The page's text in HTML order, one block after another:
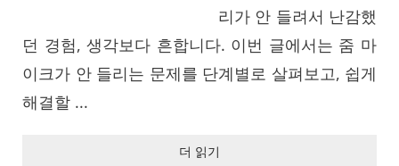
리가 안 들려서 난감했
던 경험, 생각보다 흔합니다. 이번 글에서는 줌 마
이크가 안 들리는 문제를 단계별로 살펴보고, 쉽게
해결할 ...
더 읽기